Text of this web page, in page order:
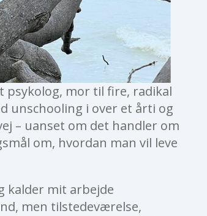
psykolog, mor til fire, radikal
unschooling i over et årti og
– uanset om det handler om
om, hvordan man vil leve
kalder mit arbejde
men tilstedeværelse,